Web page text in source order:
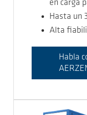
en carga
Hasta un
Alta
Habla